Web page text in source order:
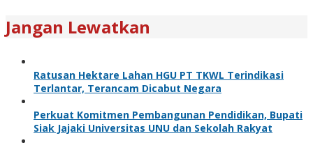
Jangan Lewatkan
Ratusan Hektare Lahan HGU PT TKWL Terindikasi
Terlantar, Terancam Dicabut Negara
Perkuat Komitmen Pembangunan Pendidikan, Bupati
Siak Jajaki Universitas UNU dan Sekolah Rakyat